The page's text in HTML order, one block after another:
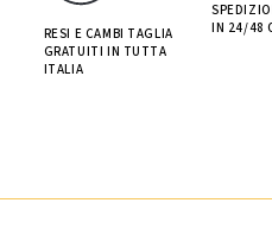
RESI E CAMBI TAGLIA
GRATUITI IN TUTTA
ITALIA
IN 24/48